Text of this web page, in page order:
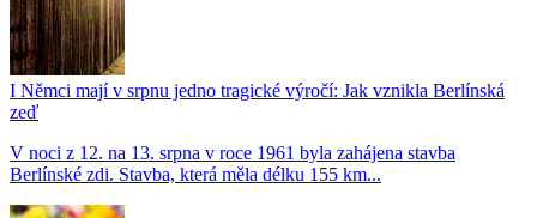
I Němci mají v srpnu jedno tragické výročí: Jak vznikla Berlínská
zeď
V noci z 12. na 13. srpna v roce 1961 byla zahájena stavba
Berlínské zdi. Stavba, která měla délku 155 km...